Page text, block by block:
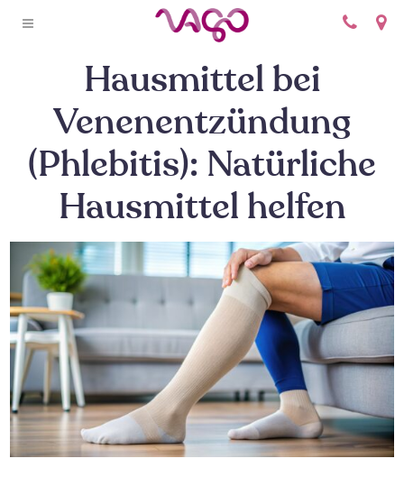
Hausmittel bei
Venenentzündung
(Phlebitis): Natürliche
Hausmittel helfen